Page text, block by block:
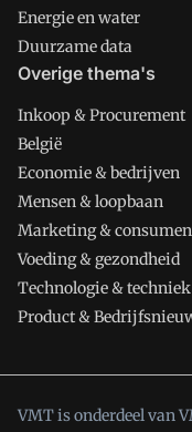
Energie en water
Duurzame data
Overige thema's
Inkoop & Procurement
België
Economie & bedrijven
Mensen & loopbaan
Marketing &
Voeding & gezondheid
Technologie & techniek
Product &
VMT is onderdeel van